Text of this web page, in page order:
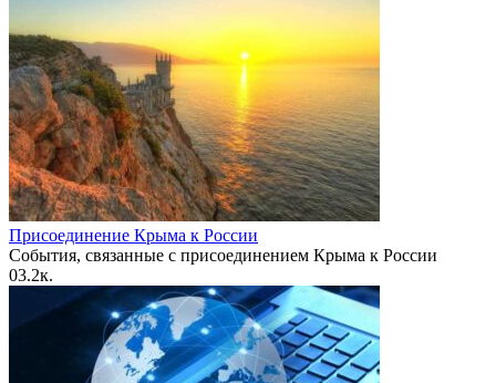
Присоединение Крыма к России
События, связанные с присоединением Крыма к России
03.2к.